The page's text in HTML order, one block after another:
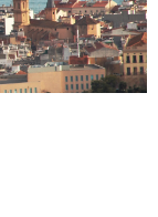
> 14-08-2021